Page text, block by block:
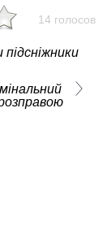
14 голосов